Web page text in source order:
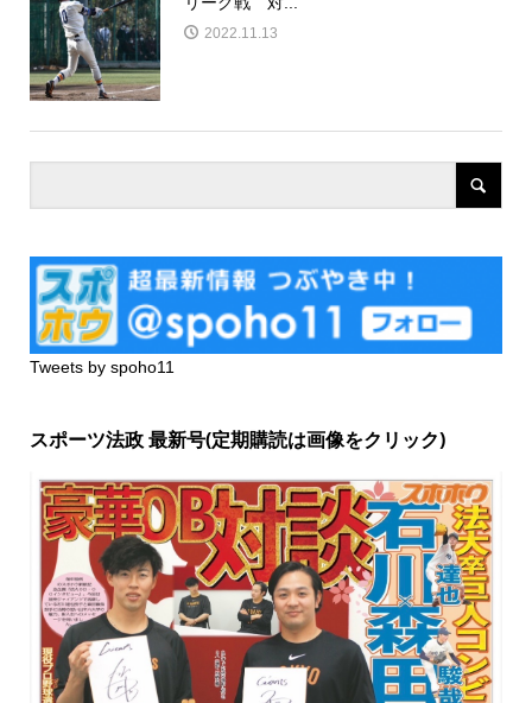
2022.11.13
Tweets by spoho11
スポーツ法政 最新号(定期購読は画像をクリック)